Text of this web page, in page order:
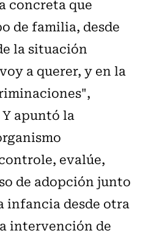
concreta que
de familia, desde
la situación
a querer, y en la
apuntó la
evalúe,
de adopción junto
infancia desde otra
intervención de